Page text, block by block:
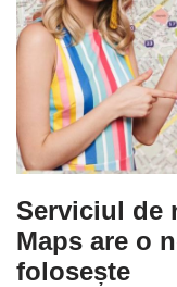
Serviciul de
Maps are o
folosește